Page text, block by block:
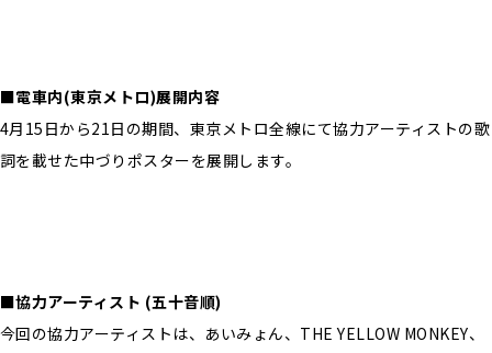
■電車内(東京メトロ)展開内容
4月15日から21日の期間、東京メトロ全線にて協力アーティストの歌
詞を載せた中づりポスターを展開します。
■協力アーティスト (五十音順)
今回の協力アーティストは、あいみょん、THE YELLOW MONKEY、